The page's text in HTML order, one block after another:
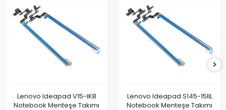
Lenovo Ideapad V15-IKB
Notebook Menteşe Takımı
Lenovo Ideapad S145-15IIL
Notebook Menteşe Takımı